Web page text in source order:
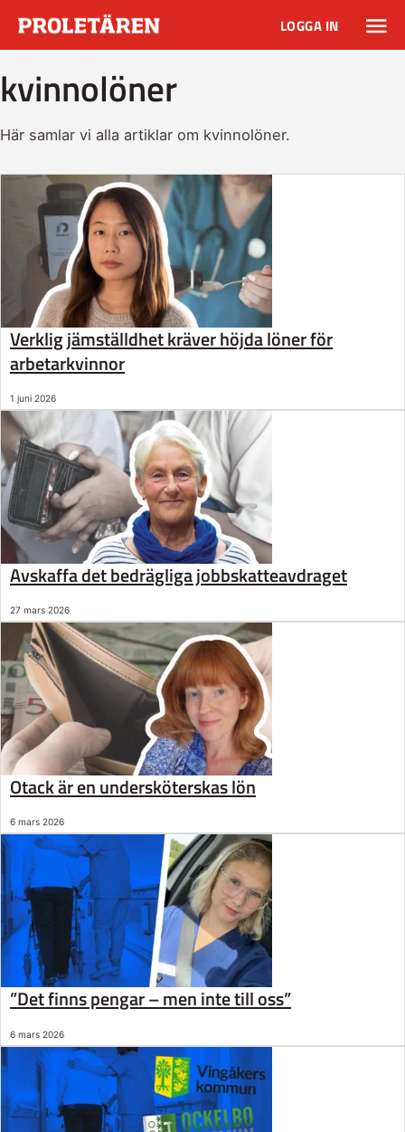
LOGGA IN
kvinnolöner
Här samlar vi alla artiklar om kvinnolöner.
Verklig jämställdhet kräver höjda löner för
arbetarkvinnor
1 juni 2026
Avskaffa det bedrägliga jobbskatteavdraget
27 mars 2026
Otack är en undersköterskas lön
6 mars 2026
”Det finns pengar – men inte till oss”
6 mars 2026